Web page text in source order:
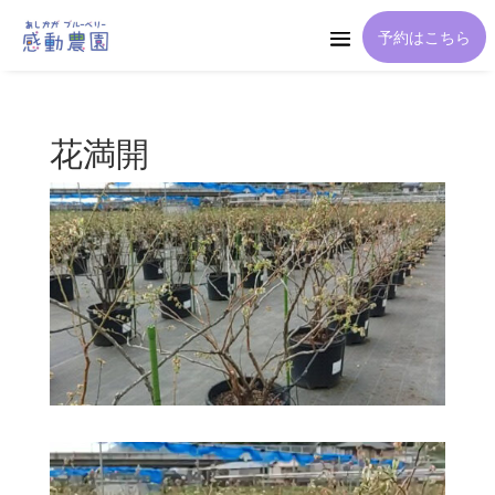
予約はこちら
花満開